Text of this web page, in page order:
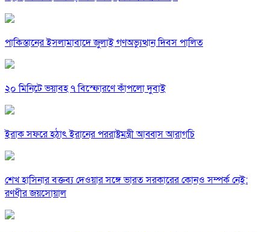
পাকিস্তানের ইসলামাবাদে জুলাই গণঅভ্যুত্থান দিবস পালিত
২০ মিনিটে ভয়াবহ ৭ বিস্ফোরণে কাঁপলো দুবাই
ইরাক সফরে হঠাৎ ইরানের পররাষ্ট্রমন্ত্রী আব্বাস আরাগচি
শেখ হাসিনার বক্তব্য দেওয়ার সঙ্গে ভারত সরকারের কোনও সম্পর্ক নেই:
রণধীর জয়সোয়াল